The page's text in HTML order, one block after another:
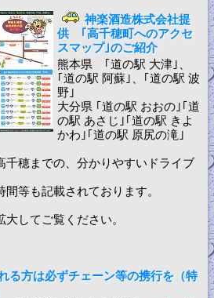
神楽酒造株式会社提
供 ｢高千穂町へのアクセ
スマップ｣のご紹介
熊本県 ｢道の駅 大津｣、
｢道の駅 阿蘇｣、｢道の駅 波
野｣
大分県 ｢道の駅 おおの｣｢道
の駅 あさじ｣｢道の駅 きよ
かわ｣｢道の駅 原尻の滝｣
千穂までの、分かりやすいドライブ
等も記載されております。
してご覧ください。
る方は必ずチェーン等の携行を（特